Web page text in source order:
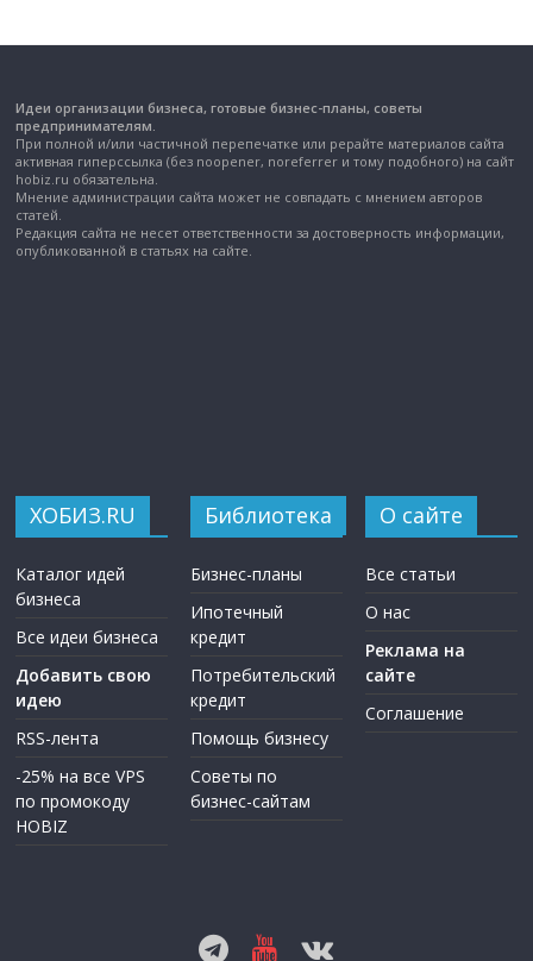
Идеи организации бизнеса, готовые бизнес-планы, советы
предпринимателям.
При полной и/или частичной перепечатке или рерайте материалов сайта
активная гиперссылка (без noopener, noreferrer и тому подобного) на сайт
hobiz.ru обязательна.
Мнение администрации сайта может не совпадать с мнением авторов
статей.
Редакция сайта не несет ответственности за достоверность информации,
опубликованной в статьях на сайте.
ХОБИЗ.RU
Каталог идей
бизнеса
Все идеи бизнеса
Добавить свою
идею
RSS-лента
-25% на все VPS
по промокоду
HOBIZ
Библиотека
Бизнес-планы
Ипотечный
кредит
Потребительский
кредит
Помощь бизнесу
Советы по
бизнес-сайтам
О сайте
Все статьи
О нас
Реклама на
сайте
Соглашение